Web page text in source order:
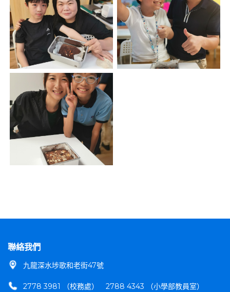
聯絡我們
九龍深水埗歌和老街47號
2778 3981 （校務處）
2788 4343 （小學部教員室）